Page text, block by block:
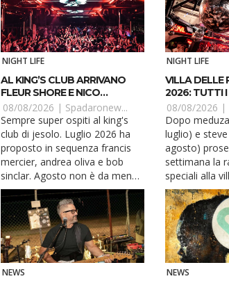
NIGHT LIFE
AL KING’S CLUB ARRIVANO
FLEUR SHORE E NICO
MORENO
08/08/2026 | Spadaronew...
Sempre super ospiti al king's
club di jesolo. Luglio 2026 ha
proposto in sequenza francis
mercier, andrea oliva e bob
sinclar. Agosto non è da meno.
sabato 8 agosto: fleur shore
fleur shore è una dj e producer
britannica tra le più solide della
nuova scena house e tech
house mondiale. Il suo stile è
diretto, groove-oriented,...
NIGHT LIFE
VILLA DELLE
2026: TUTTI I
ARRIVO
08/08/2026 |
Dopo
luglio) e
agosto)
settimana la
speciali alla
misano adriatico
agosto:
protagonisti
nuova scena
62 dischi di
d'oro, shiva
una d...
NEWS NEWS